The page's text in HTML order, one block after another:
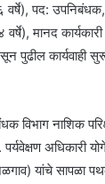
वर्षे), पद:
मानद
पुढील कार्यवाही
विभाग नाशिक
पर्यवेक्षण
यांचे सापळा